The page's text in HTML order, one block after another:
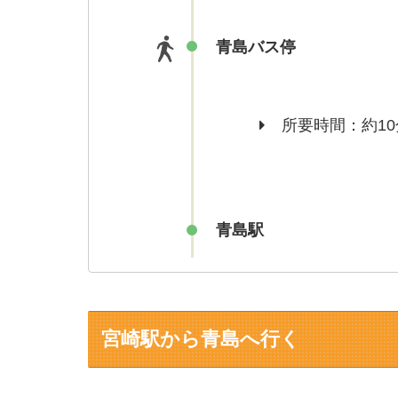
青島バス停
所要時間：約
青島駅
宮崎駅から青島へ行く